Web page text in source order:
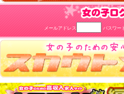
メールアドレス パスワー